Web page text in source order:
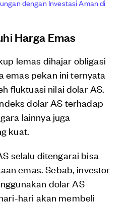
dengan Investasi Aman di
Harga Emas
lemas dihajar obligasi
emas pekan ini ternyata
fluktuasi nilai dolar AS.
dolar AS terhadap
lainnya juga
kuat.
selalu ditengarai bisa
emas. Sebab, investor
dolar AS
hari akan membeli